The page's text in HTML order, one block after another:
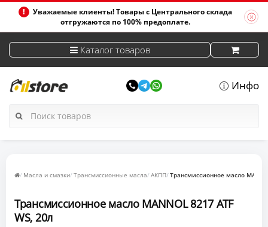
Уважаемые клиенты! Товары с Центрального склада
отгружаются по 100% предоплате.
Каталог товаров
Инфо
Масла и смазки Трансмиссионные масла АКПП Трансмиссионное масло
Трансмиссионное масло MANNOL 8217 ATF
WS, 20л